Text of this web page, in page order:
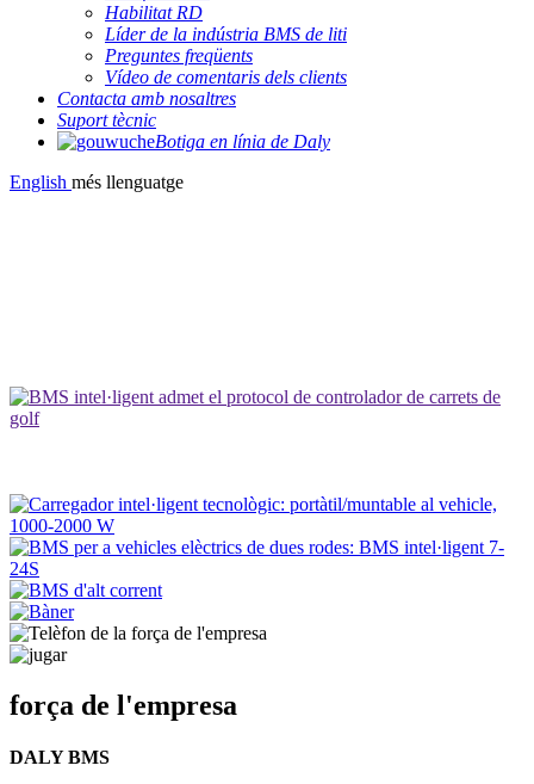
Habilitat RD
Líder de la indústria BMS de liti
Preguntes freqüents
Vídeo de comentaris dels clients
Contacta amb nosaltres
Suport tècnic
Botiga en línia de Daly
English més llenguatge
força de l'empresa
DALY BMS